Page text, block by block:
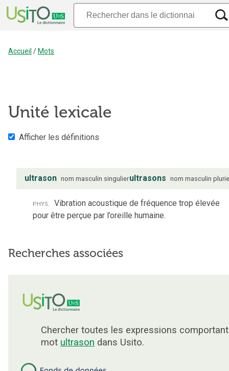
Accueil / Mots
Unité lexicale
Afficher les définitions
ultrason nom masculin singulierultrasons nom masculin
phys. Vibration acoustique de fréquence trop élevée
pour être perçue par l’oreille humaine.
Recherches associées
Chercher toutes les expressions
mot ultrason dans Usito.